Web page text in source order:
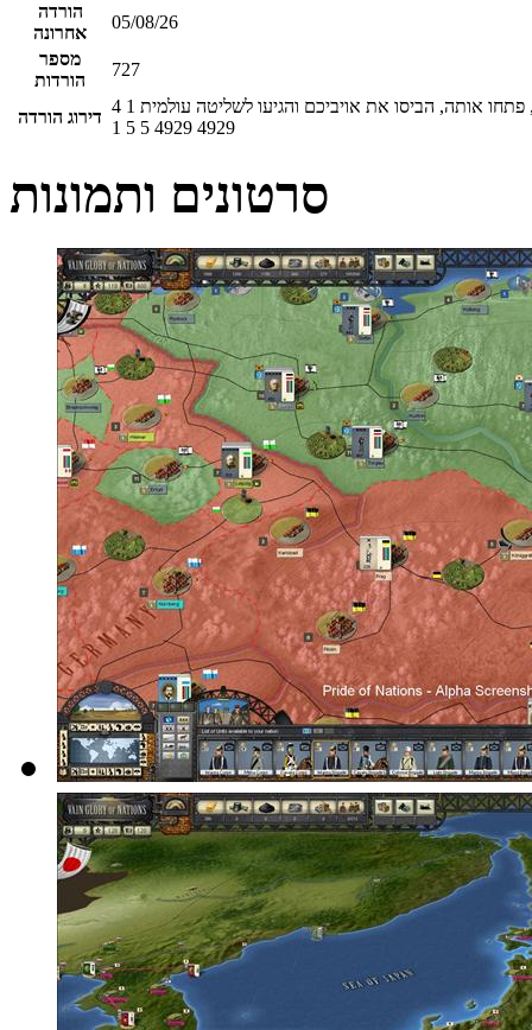
הורדה
אחרונה
05/08/26
מספר
הורדות
727
דירוג הורדה
4 1
4929
4929
5
5
1
סרטונים ותמונות